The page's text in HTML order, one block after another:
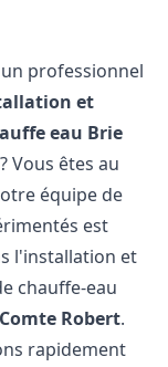
professionnel
et
eau Brie
? Vous êtes au
équipe de
est
l'installation et
chauffe-eau
Robert.
rapidement